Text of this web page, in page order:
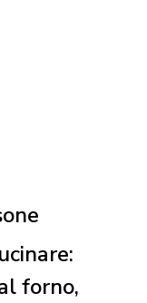
forno,